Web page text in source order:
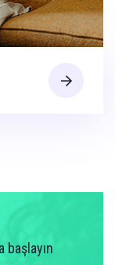
başlayın